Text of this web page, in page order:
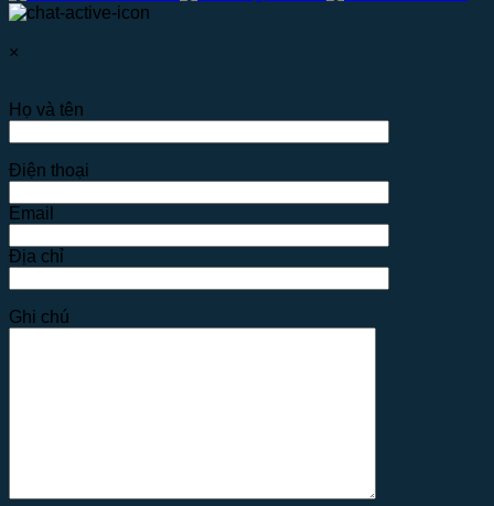
×
Họ và tên
Điện thoại
Email
Địa chỉ
Ghi chú